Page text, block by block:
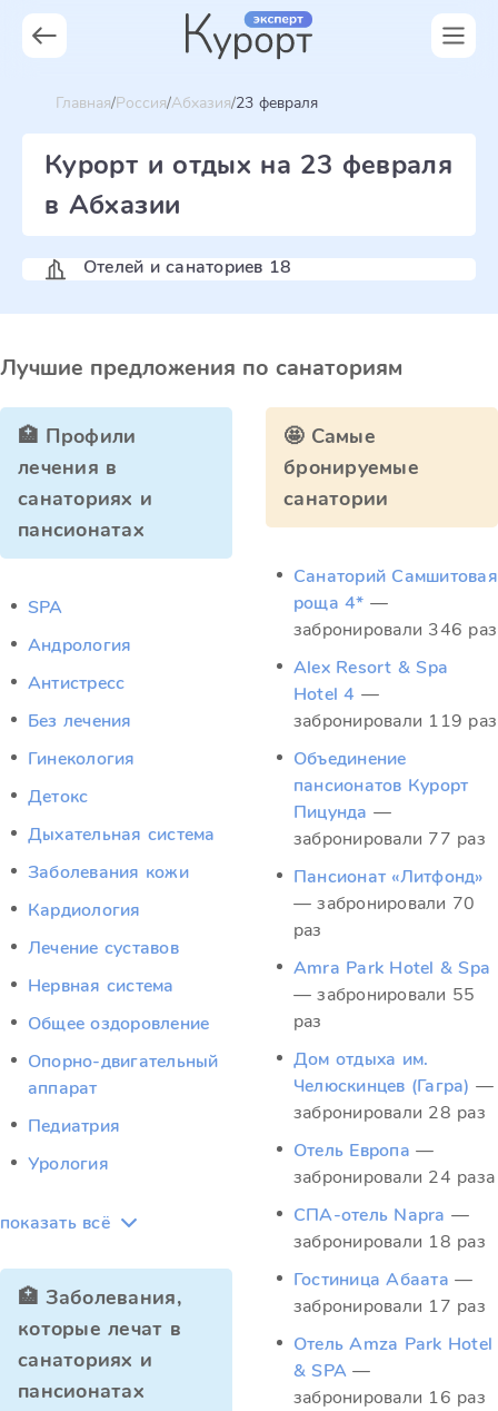
Главная Россия Абхазия 23 февраля
Курорт и отдых на 23 февраля
в Абхазии
Отелей и санаториев 18
Лучшие предложения по санаториям
🏥 Профили
лечения в
санаториях и
пансионатах
SPA
Андрология
Антистресс
Без лечения
Гинекология
Детокс
Дыхательная система
Заболевания кожи
Кардиология
Лечение суставов
Нервная система
Общее оздоровление
Опорно-двигательный
аппарат
Педиатрия
Урология
показать всё
🏥 Заболевания,
которые лечат в
санаториях и
пансионатах
🤩 Самые
бронируемые
санатории
Санаторий Самшитовая
роща 4* —
забронировали 346 раз
Alex Resort & Spa
Hotel 4 —
забронировали 119 раз
Объединение
пансионатов Курорт
Пицунда —
забронировали 77 раз
Пансионат «Литфонд»
— забронировали 70
раз
Amra Park Hotel & Spa
— забронировали 55
раз
Дом отдыха им.
Челюскинцев (Гагра) —
забронировали 28 раз
Отель Европа —
забронировали 24 раза
СПА-отель Napra —
забронировали 18 раз
Гостиница Абаата —
забронировали 17 раз
Отель Amza Park Hotel
& SPA —
забронировали 16 раз